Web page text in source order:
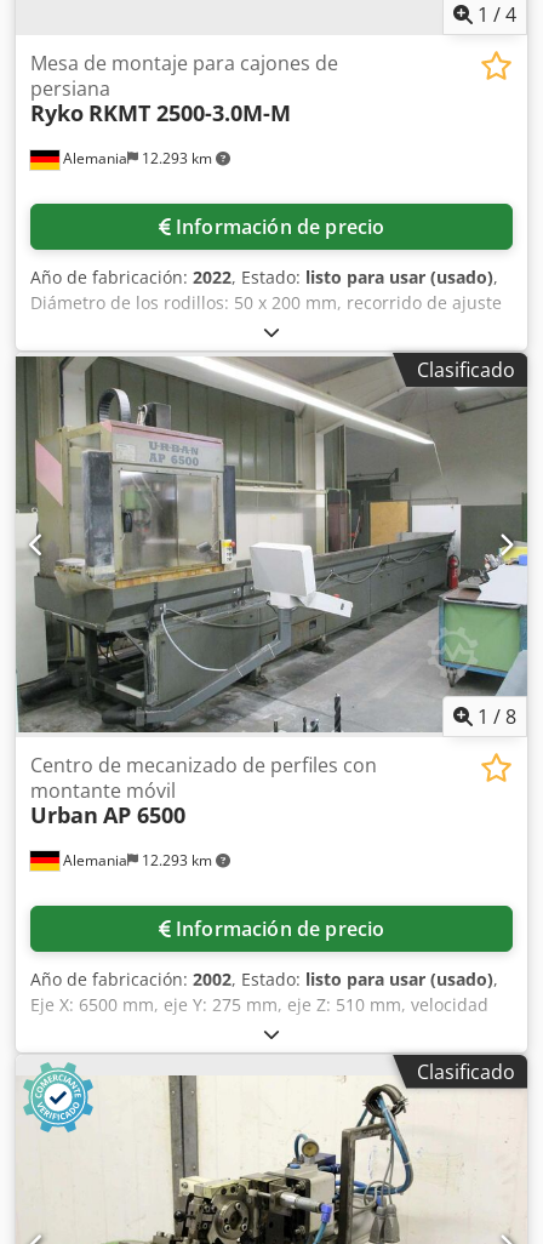
1 /4
Alemania 12.293 km
Mesa de montaje para cajones de
persiana
Ryko RKMT 2500-3.0M-M
Información de precio
Año de fabricación: 2022, Estado: listo para usar (usado),
Diámetro de los rodillos: 50 x 200 mm, recorrido de ajuste
electrohidráulico del soporte del cajón de la persiana: 180
mm, longitud: 2600 mm, anchura: 2800 mm, altura: 900-
3100 mm. Equipamiento: soporte del cajón de la persiana
con ajuste electrohidráulico, 6 memorias de dimensiones,
basculante neumáticamente en horizontal y vertical con 2
cilindros, hueco para el protector contra la intemperie,
ajuste del soporte del cajón de la persiana con función de
memoria, 6 memorias de dimensiones, con pantalla
digital, la profundidad de trabajo es ajustable y se fija
mediante motor, de 450 a 2600 mm, abatible
manualmente, soporte con perfil deslizante. Es posible
realizar una inspección en las instalaciones. Djdpfx Adszta
Dys Njck
Clasificado
1 /8
Alemania 12.293 km
Centro de mecanizado de perfiles con
montante móvil
Urban AP 6500
Información de precio
Año de fabricación: 2002, Estado: listo para usar (usado),
Eje X: 6500 mm, eje Y: 275 mm, eje Z: 510 mm, velocidad
del husillo principal: 100-8000/min, ancho de las
mordazas: 120 mm, dimensiones de la placa de sujeción
de punto cero: 520x360 mm, potencia de conexión: 12 kVA,
potencia del motor principal: 4,5/7 kW, control: Heidenhain
TNC 410, espacio requerido: 32,5 m², longitud con armario
de control: 10 500 mm, anchura con control: 3100 mm,
altura: 2400 mm, peso: 4,5 t, horas de funcionamiento
desconocidas. Equipamiento: cambiador de herramientas
automático, informe de virutas para piezas largas de hasta
Clasificado